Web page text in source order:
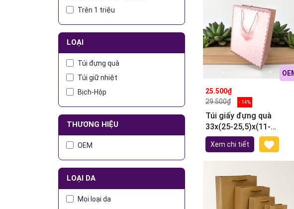
Sản Phẩm VPP Khác
Trên 1 triệu
LOẠI
Túi đựng quà
Túi giữ nhiệt
Bịch-Hộp
THƯƠNG HIỆU
OEM
LOẠI DA
Mọi loại da
25.500₫
29.500₫
- 14%
Túi giấy đựng quà
33x(25-25,5)x(11-
11,5)cm
Xem chi tiết